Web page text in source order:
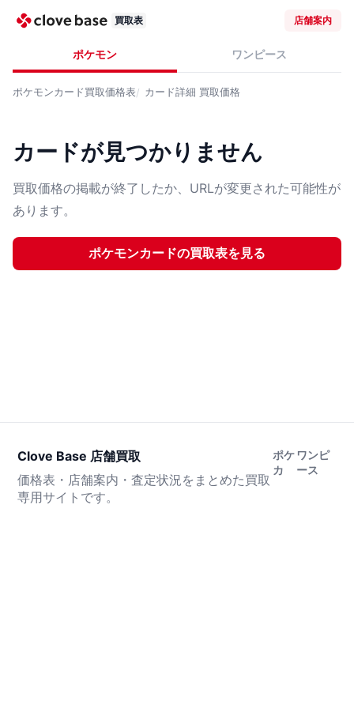
買取表 店舗案内
ポケモン ワンピース
ポケモンカード買取価格表 カード詳細 買取価格
カードが見つかりません
買取価格の掲載が終了したか、URLが変更された可能性が
あります。
ポケモンカードの買取表を見る
Clove Base 店舗買取
価格表・店舗案内・査定状況をまとめた買取
専用サイトです。
ポケ
カ
ワンピ
ース